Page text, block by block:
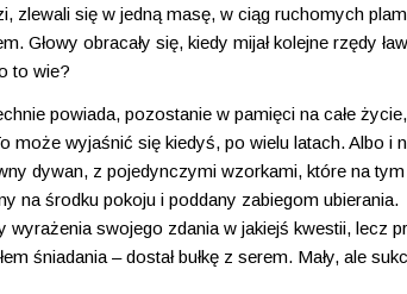
zlewali się w jedną masę, w ciąg ruchomych
obracały się, kiedy mijał kolejne rzędy
to wie?
powiada, pozostanie w pamięci na całe życie,
wyjaśnić się kiedyś, po wielu latach. Albo i
dywan, z pojedynczymi wzorkami, które na
na środku pokoju i poddany zabiegom ubierania.
swojego zdania w jakiejś kwestii, lecz
śniadania – dostał bułkę z serem. Mały, ale